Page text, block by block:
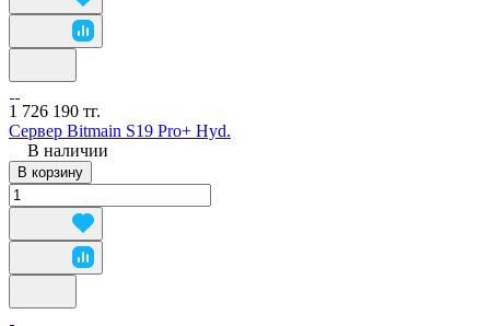
1 726 190 тг.
Сервер Bitmain S19 Pro+ Hyd.
В наличии
В корзину